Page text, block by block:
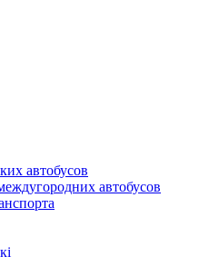
автобусов
автобусов